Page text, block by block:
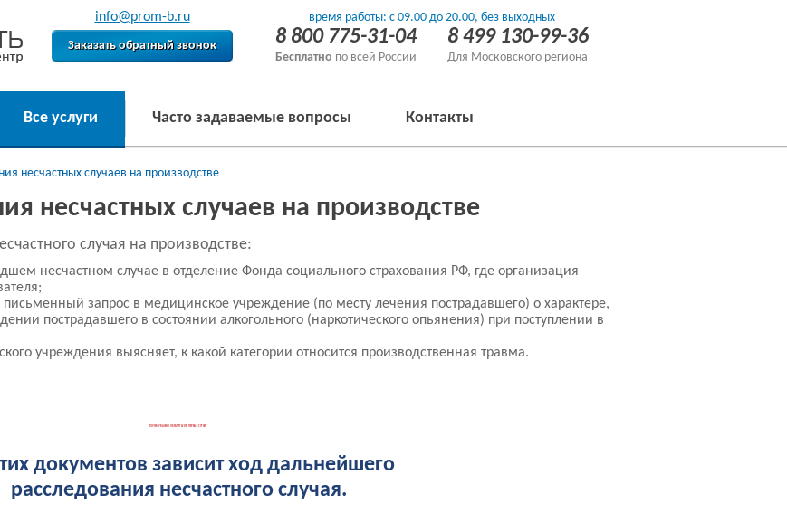
info@prom-b.ru
Заказать обратный звонок
время работы: с 09.00 до 20.00, без выходных
8 800 775-31-04
Бесплатно по всей России
8 499 130-99-36
Для Московского региона
Все услуги Часто задаваемые вопросы Контакты
несчастных случаев на производстве
несчастных случаев на производстве
случая на производстве:
несчастном случае в отделение Фонда социального страхования РФ, где организация
запрос в медицинское учреждение (по месту лечения пострадавшего) о характере,
пострадавшего в состоянии алкогольного (наркотического опьянения) при поступлении в
учреждения выясняет, к какой категории относится производственная травма.
ПОЧЕМУ ВАЖНО ОБРАТИТЬСЯ В ПЕРВЫЕ СУТКИ?
документов зависит ход дальнейшего
расследования несчастного случая.